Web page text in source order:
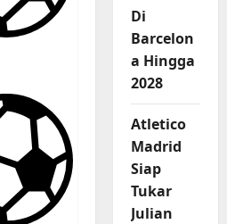
Di
Barcelon
a Hingga
2028
Atletico
Madrid
Siap
Tukar
Julian